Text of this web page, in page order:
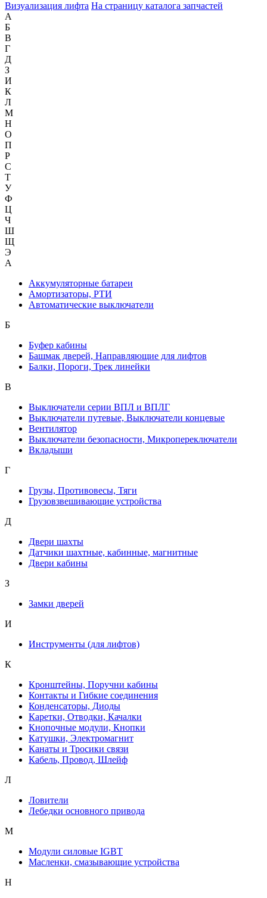
Визуализация лифта На страницу каталога запчастей
А
Б
В
Г
Д
З
И
К
Л
М
Н
О
П
Р
С
Т
У
Ф
Ц
Ч
Ш
Щ
Э
А
Аккумуляторные батареи
Амортизаторы, РТИ
Автоматические выключатели
Б
Буфер кабины
Башмак дверей, Направляющие для лифтов
Балки, Пороги, Трек линейки
В
Выключатели серии ВПЛ и ВПЛГ
Выключатели путевые, Выключатели концевые
Вентилятор
Выключатели безопасности, Микропереключатели
Вкладыши
Г
Грузы, Противовесы, Тяги
Грузовзвешивающие устройства
Д
Двери шахты
Датчики шахтные, кабинные, магнитные
Двери кабины
З
Замки дверей
И
Инструменты (для лифтов)
К
Кронштейны, Поручни кабины
Контакты и Гибкие соединения
Конденсаторы, Диоды
Каретки, Отводки, Качалки
Кнопочные модули, Кнопки
Катушки, Электромагнит
Канаты и Тросики связи
Кабель, Провод, Шлейф
Л
Ловители
Лебедки основного привода
М
Модули силовые IGBT
Масленки, смазывающие устройства
Н